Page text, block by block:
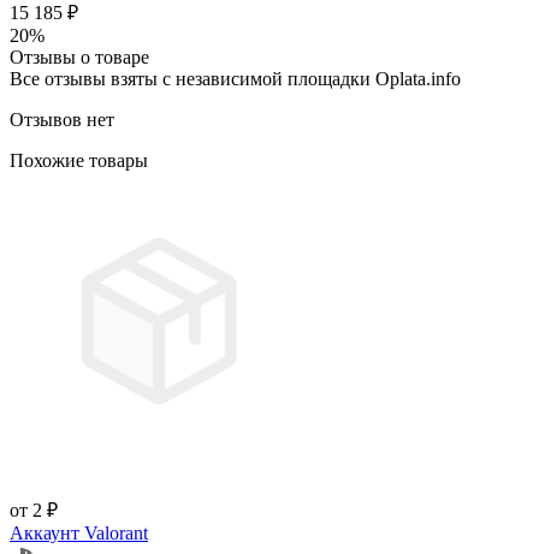
15 185 ₽
20%
Отзывы о товаре
Все отзывы взяты с независимой площадки Oplata.info
Отзывов нет
Похожие товары
от 2 ₽
Аккаунт Valorant